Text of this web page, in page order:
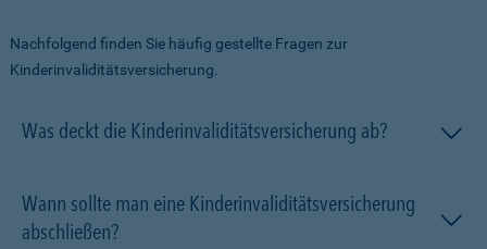
Nachfolgend finden Sie häufig gestellte Fragen zur
Kinderinvaliditätsversicherung.
Was deckt die Kinderinvaliditätsversicherung ab?
Wann sollte man eine Kinderinvaliditätsversicherung
abschließen?